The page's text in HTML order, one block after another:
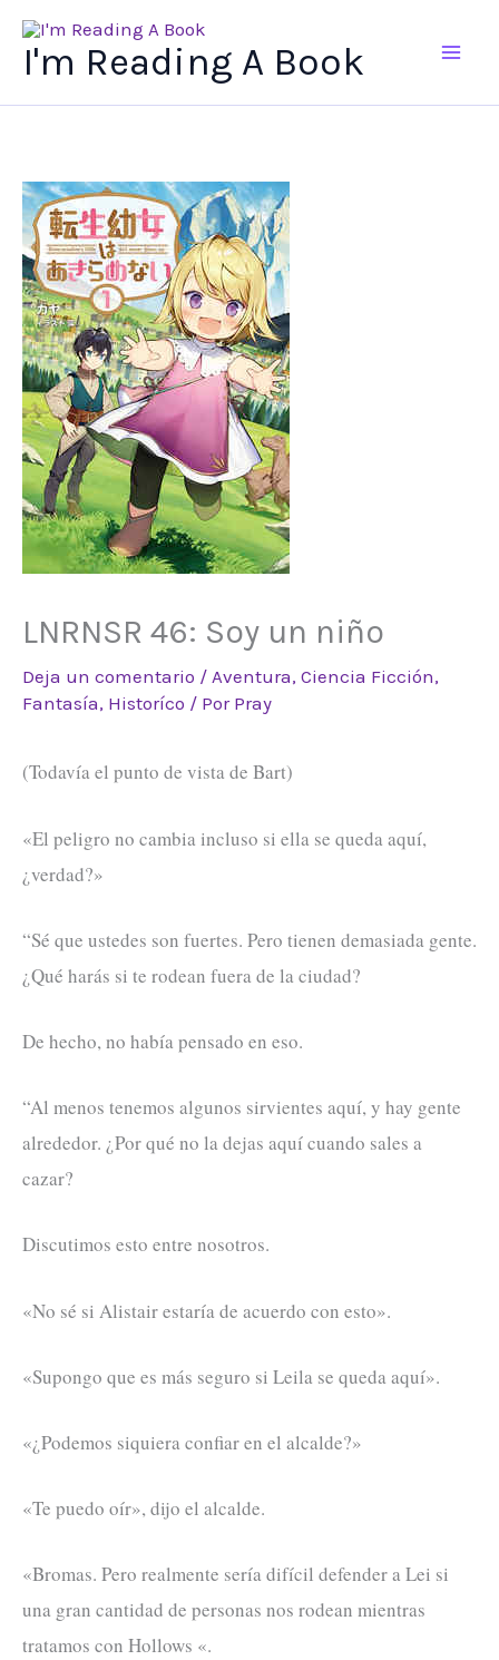
I'm Reading A Book
LNRNSR 46: Soy un niño
Deja un comentario / Aventura, Ciencia Ficción,
Fantasía, Historíco / Por Pray
(Todavía el punto de vista de Bart)
«El peligro no cambia incluso si ella se queda aquí,
¿verdad?»
“Sé que ustedes son fuertes. Pero tienen demasiada gente.
¿Qué harás si te rodean fuera de la ciudad?
De hecho, no había pensado en eso.
“Al menos tenemos algunos sirvientes aquí, y hay gente
alrededor. ¿Por qué no la dejas aquí cuando sales a
cazar?
Discutimos esto entre nosotros.
«No sé si Alistair estaría de acuerdo con esto».
«Supongo que es más seguro si Leila se queda aquí».
«¿Podemos siquiera confiar en el alcalde?»
«Te puedo oír», dijo el alcalde.
«Bromas. Pero realmente sería difícil defender a Lei si
una gran cantidad de personas nos rodean mientras
tratamos con Hollows «.